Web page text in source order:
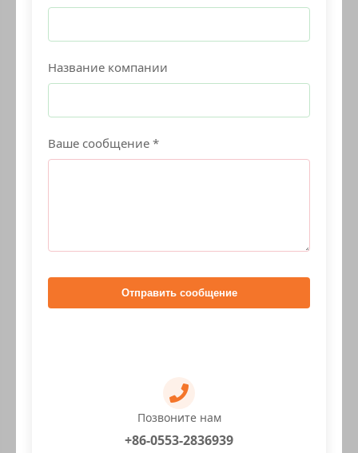
Название компании
Ваше сообщение *
Отправить сообщение
Позвоните нам
+86-0553-2836939